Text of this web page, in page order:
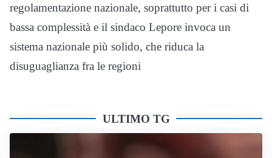
regolamentazione nazionale, soprattutto per i casi di
bassa complessità e il sindaco Lepore invoca un
sistema nazionale più solido, che riduca la
disuguaglianza fra le regioni
ULTIMO TG